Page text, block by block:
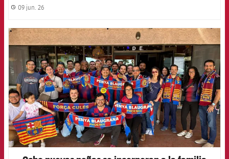
label.share.clock
09 jun. 26
FCB Barcelona badge